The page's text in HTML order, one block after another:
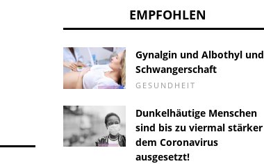
EMPFOHLEN
Gynalgin und Albothyl und
Schwangerschaft
GESUNDHEIT
Dunkelhäutige Menschen
sind bis zu viermal stärker
dem Coronavirus
ausgesetzt!